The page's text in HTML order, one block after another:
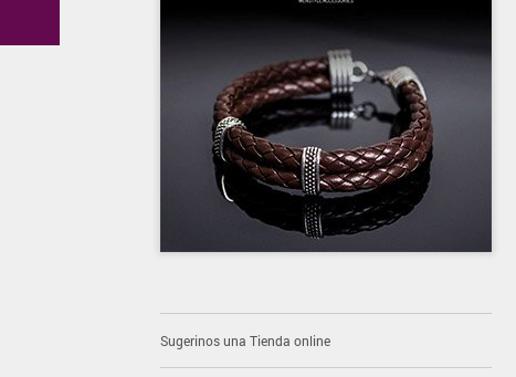
Sugerinos una Tienda online